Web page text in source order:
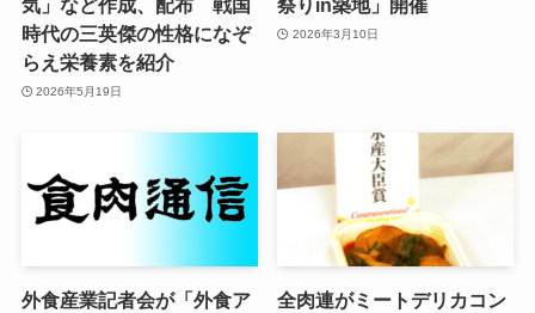
気」など作成、配布 戦国
時代の三英傑の性格になぞ
らえ栄養素を紹介
2026年5月19日
祭りin築地」開催
2026年3月10日
外食産業記者会が「外食ア
全肉連がミートデリカコン